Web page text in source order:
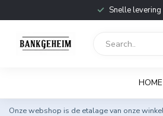
Snelle levering
HOME
Onze webshop is de etalage van onze